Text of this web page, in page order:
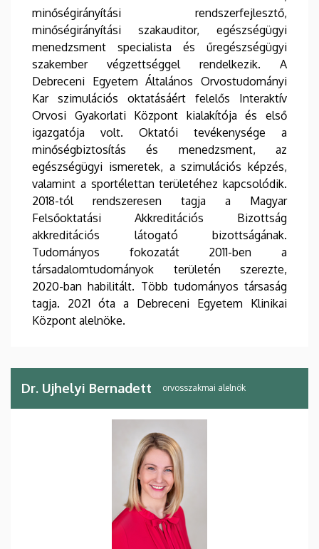
minőségirányítási rendszerfejlesztő,
minőségirányítási szakauditor, egészségügyi
menedzsment specialista és űregészségügyi
szakember végzettséggel rendelkezik. A
Debreceni Egyetem Általános Orvostudományi
Kar szimulációs oktatásáért felelős Interaktív
Orvosi Gyakorlati Központ kialakítója és első
igazgatója volt. Oktatói tevékenysége a
minőségbiztosítás és menedzsment, az
egészségügyi ismeretek, a szimulációs képzés,
valamint a sportélettan területéhez kapcsolódik.
2018-tól rendszeresen tagja a Magyar
Felsőoktatási Akkreditációs Bizottság
akkreditációs látogató bizottságának.
Tudományos fokozatát 2011-ben a
társadalomtudományok területén szerezte,
2020-ban habilitált. Több tudományos társaság
tagja. 2021 óta a Debreceni Egyetem Klinikai
Központ alelnöke.
Dr. Ujhelyi Bernadett orvosszakmai alelnök